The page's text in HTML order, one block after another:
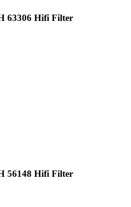
63306 Hifi Filter
56148 Hifi Filter